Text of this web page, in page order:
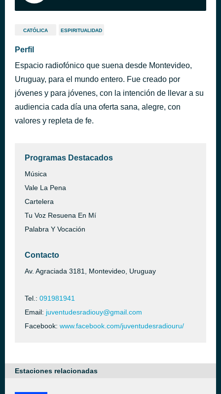
CATÓLICA ESPIRITUALIDAD
Perfil
Espacio radiofónico que suena desde Montevideo,
Uruguay, para el mundo entero. Fue creado por
jóvenes y para jóvenes, con la intención de llevar a su
audiencia cada día una oferta sana, alegre, con
valores y repleta de fe.
Programas Destacados
Música
Vale La Pena
Cartelera
Tu Voz Resuena En Mí
Palabra Y Vocación
Contacto
Av. Agraciada 3181, Montevideo, Uruguay
Tel.: 091981941
Email: juventudesradiouy@gmail.com
Facebook: www.facebook.com/juventudesradiouru/
Estaciones relacionadas